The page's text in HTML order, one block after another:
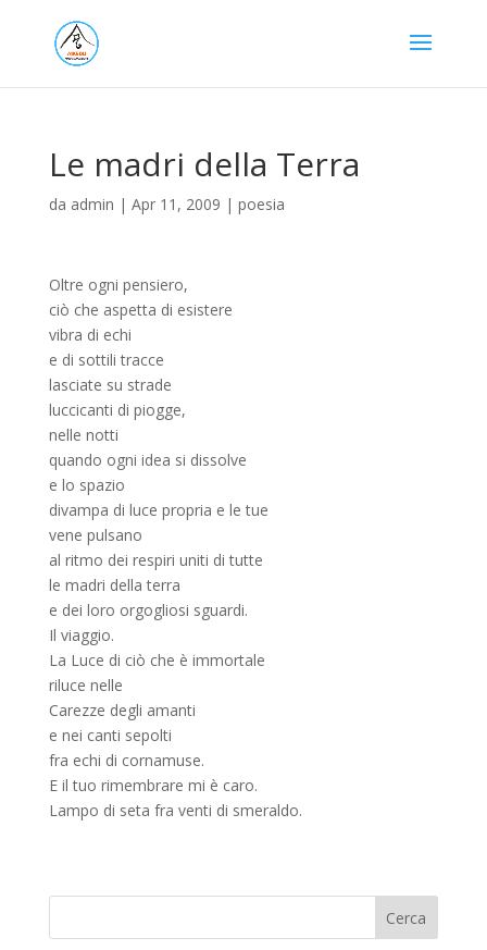
Le madri della Terra
da admin | Apr 11, 2009 | poesia
Oltre ogni pensiero,
ciò che aspetta di esistere
vibra di echi
e di sottili tracce
lasciate su strade
luccicanti di piogge,
nelle notti
quando ogni idea si dissolve
e lo spazio
divampa di luce propria e le tue
vene pulsano
al ritmo dei respiri uniti di tutte
le madri della terra
e dei loro orgogliosi sguardi.
Il viaggio.
La Luce di ciò che è immortale
riluce nelle
Carezze degli amanti
e nei canti sepolti
fra echi di cornamuse.
E il tuo rimembrare mi è caro.
Lampo di seta fra venti di smeraldo.
Cerca